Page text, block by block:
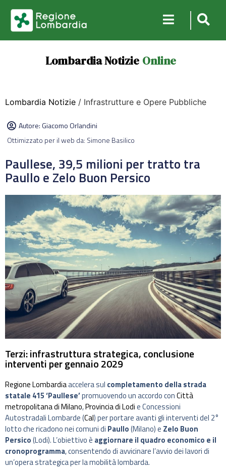
Lombardia Notizie Online
Lombardia Notizie / Infrastrutture e Opere Pubbliche
Autore:Giacomo Orlandini
Ottimizzato per il web da: Simone Basilico
Paullese, 39,5 milioni per tratto tra
Paullo e Zelo Buon Persico
Terzi: infrastruttura strategica, conclusione
interventi per gennaio 2029
Regione Lombardiaaccelera sul completamento della strada
statale 415 ‘Paullese’promuovendo un accordo conCittà
metropolitana di Milano,Provincia di Lodie Concessioni
Autostradali Lombarde (Cal) per portare avanti gli interventi del 2°
lotto che ricadono nei comuni di Paullo(Milano) e Zelo Buon
Persico(Lodi). L’obiettivo è aggiornare il quadro economico e il
cronoprogramma, consentendo di avvicinare l’avvio dei lavori di
un’opera strategica per la mobilità lombarda.